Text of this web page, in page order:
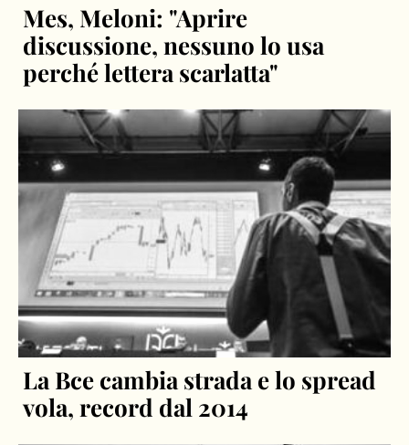
Mes, Meloni: "Aprire
discussione, nessuno lo usa
perché lettera scarlatta"
La Bce cambia strada e lo spread
vola, record dal 2014